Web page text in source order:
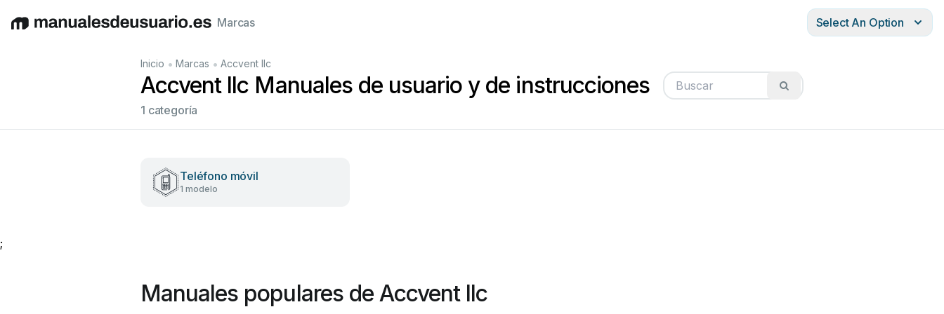
EnglishDeutschEspañolItaliano Français
Marcas Select An Option
Inicio • Marcas • Accvent llc
Accvent llc Manuales de usuario y de instrucciones
1 categoría
Teléfono móvil
1 modelo
;
Manuales populares de Accvent llc